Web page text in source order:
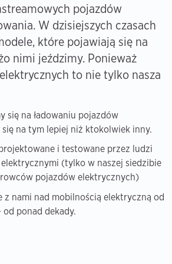
pojazdów
W dzisiejszych czasach
które pojawiają się na
nimi jeździmy. Ponieważ
to nie tylko nasza
się na ładowaniu pojazdów
na tym lepiej niż ktokolwiek inny.
i testowane przez ludzi
(tylko w naszej siedzibie
pojazdów elektrycznych)
z nami nad mobilnością elektryczną od
od ponad dekady.